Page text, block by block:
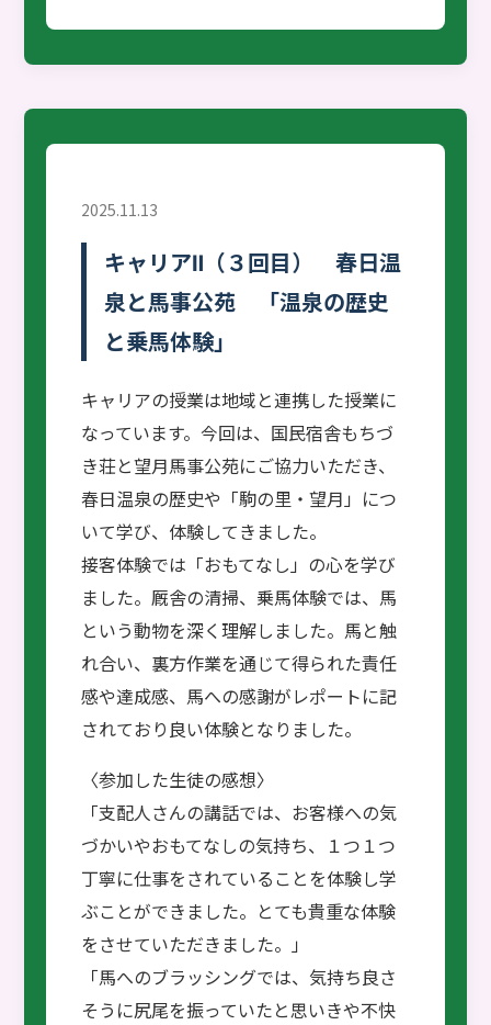
2025.11.13
キャリアⅡ（３回目） 春日温
泉と馬事公苑 「温泉の歴史
と乗馬体験」
キャリアの授業は地域と連携した授業に
なっています。今回は、国民宿舎もちづ
き荘と望月馬事公苑にご協力いただき、
春日温泉の歴史や「駒の里・望月」につ
いて学び、体験してきました。
接客体験では「おもてなし」の心を学び
ました。厩舎の清掃、乗馬体験では、馬
という動物を深く理解しました。馬と触
れ合い、裏方作業を通じて得られた責任
感や達成感、馬への感謝がレポートに記
されており良い体験となりました。
〈参加した生徒の感想〉
「支配人さんの講話では、お客様への気
づかいやおもてなしの気持ち、１つ１つ
丁寧に仕事をされていることを体験し学
ぶことができました。とても貴重な体験
をさせていただきました。」
「馬へのブラッシングでは、気持ち良さ
そうに尻尾を振っていたと思いきや不快